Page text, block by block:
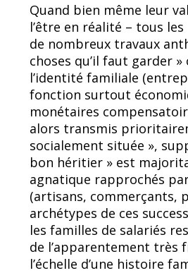
Quand bien même leur
l’être en réalité – tous
de nombreux travaux
choses qu’il faut garder
l’identité familiale
fonction surtout
monétaires
alors transmis
socialement située »,
bon héritier » est
agnatique rapprochés
(artisans, commerçants,
archétypes de ces
les familles de salariés
de l’apparentement très
l’échelle d’une histoire